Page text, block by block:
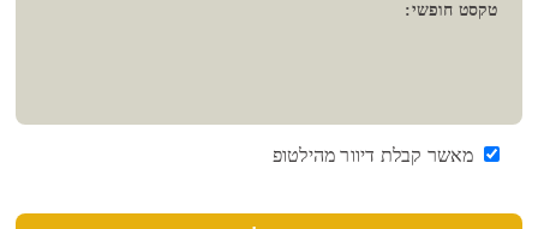
טקסט חופשי:
מאשר קבלת דיוור מהילטופ